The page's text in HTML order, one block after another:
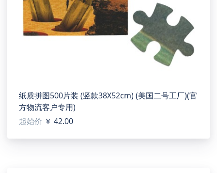
纸质拼图500片装 (竖款38X52cm) (美国二号工厂)(官
方物流客户专用)
起始价 ￥ 42.00